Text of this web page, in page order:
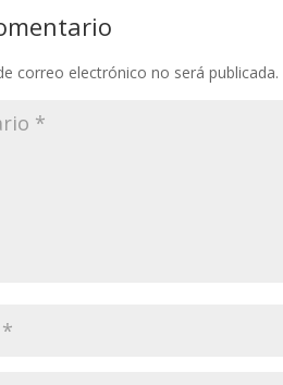
correo electrónico no será publicada.